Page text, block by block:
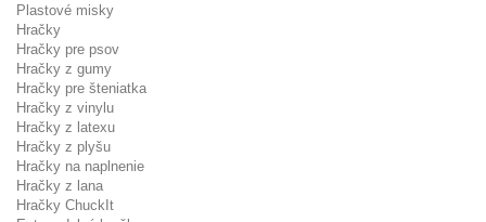
Plastové misky
Hračky
Hračky pre psov
Hračky z gumy
Hračky pre šteniatka
Hračky z vinylu
Hračky z latexu
Hračky z plyšu
Hračky na naplnenie
Hračky z lana
Hračky ChuckIt